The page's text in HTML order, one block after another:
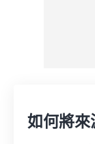
如何將來